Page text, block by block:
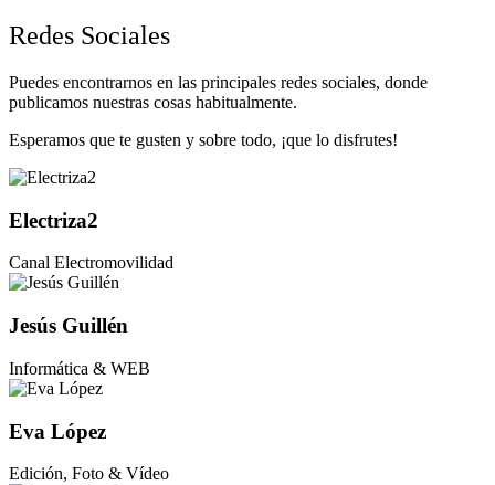
Redes Sociales
Puedes encontrarnos en las principales redes sociales, donde
publicamos nuestras cosas habitualmente.
Esperamos que te gusten y sobre todo, ¡que lo disfrutes!
Electriza2
Canal Electromovilidad
Jesús Guillén
Informática & WEB
Eva López
Edición, Foto & Vídeo